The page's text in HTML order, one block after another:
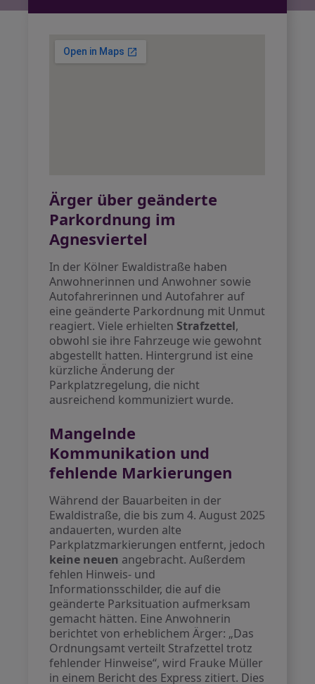
Ärger über geänderte
Parkordnung im
Agnesviertel
In der Kölner Ewaldistraße haben
Anwohnerinnen und Anwohner sowie
Autofahrerinnen und Autofahrer auf
eine geänderte Parkordnung mit Unmut
reagiert. Viele erhielten Strafzettel,
obwohl sie ihre Fahrzeuge wie gewohnt
abgestellt hatten. Hintergrund ist eine
kürzliche Änderung der
Parkplatzregelung, die nicht
ausreichend kommuniziert wurde.
Mangelnde
Kommunikation und
fehlende Markierungen
Während der Bauarbeiten in der
Ewaldistraße, die bis zum 4. August 2025
andauerten, wurden alte
Parkplatzmarkierungen entfernt, jedoch
keine neuen angebracht. Außerdem
fehlen Hinweis- und
Informationsschilder, die auf die
geänderte Parksituation aufmerksam
gemacht hätten. Eine Anwohnerin
berichtet von erheblichem Ärger: „Das
Ordnungsamt verteilt Strafzettel trotz
fehlender Hinweise“, wird Frauke Müller
in einem Bericht des Express zitiert. Dies